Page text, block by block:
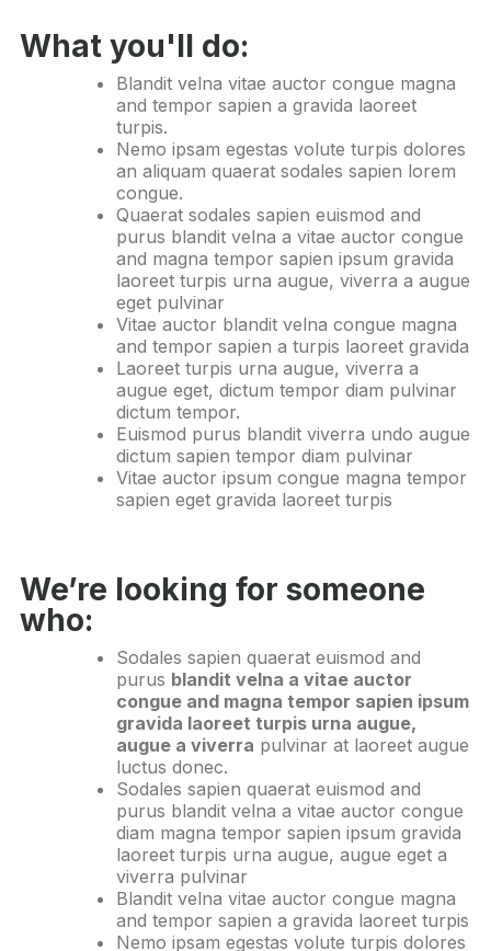
What you'll do:
Blandit velna vitae auctor congue magna
and tempor sapien a gravida laoreet
turpis.
Nemo ipsam egestas volute turpis dolores
an aliquam quaerat sodales sapien lorem
congue.
Quaerat sodales sapien euismod and
purus blandit velna a vitae auctor congue
and magna tempor sapien ipsum gravida
laoreet turpis urna augue, viverra a augue
eget pulvinar
Vitae auctor blandit velna congue magna
and tempor sapien a turpis laoreet gravida
Laoreet turpis urna augue, viverra a
augue eget, dictum tempor diam pulvinar
dictum tempor.
Euismod purus blandit viverra undo augue
dictum sapien tempor diam pulvinar
Vitae auctor ipsum congue magna tempor
sapien eget gravida laoreet turpis
We’re looking for someone
who:
Sodales sapien quaerat euismod and
purus blandit velna a vitae auctor
congue and magna tempor sapien ipsum
gravida laoreet turpis urna augue,
augue a viverra pulvinar at laoreet augue
luctus donec.
Sodales sapien quaerat euismod and
purus blandit velna a vitae auctor congue
diam magna tempor sapien ipsum gravida
laoreet turpis urna augue, augue eget a
viverra pulvinar
Blandit velna vitae auctor congue magna
and tempor sapien a gravida laoreet turpis
Nemo ipsam egestas volute turpis dolores